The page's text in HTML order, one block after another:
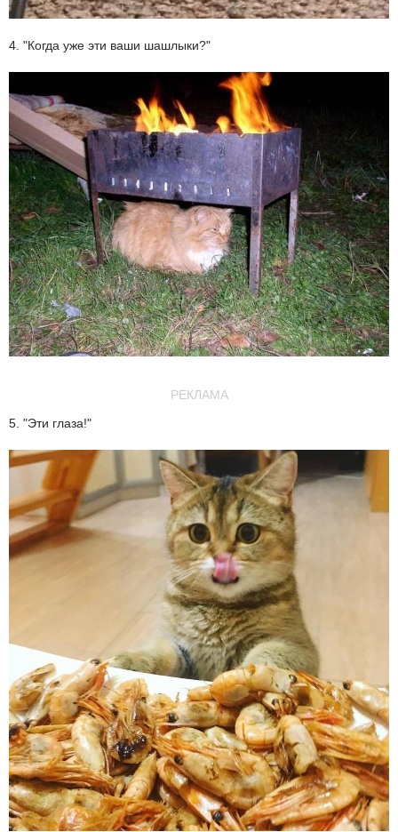
4. "Когда уже эти ваши шашлыки?"
РЕКЛАМА
5. "Эти глаза!"